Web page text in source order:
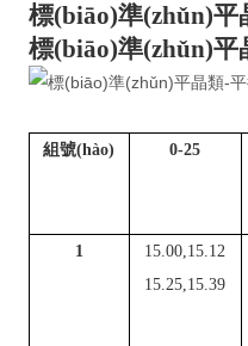
標(biāo)準(zhǔn)平
標(biāo)準(zhǔn)平
組號(hào) 0-25
1
15.00,15.12
15.25,15.39